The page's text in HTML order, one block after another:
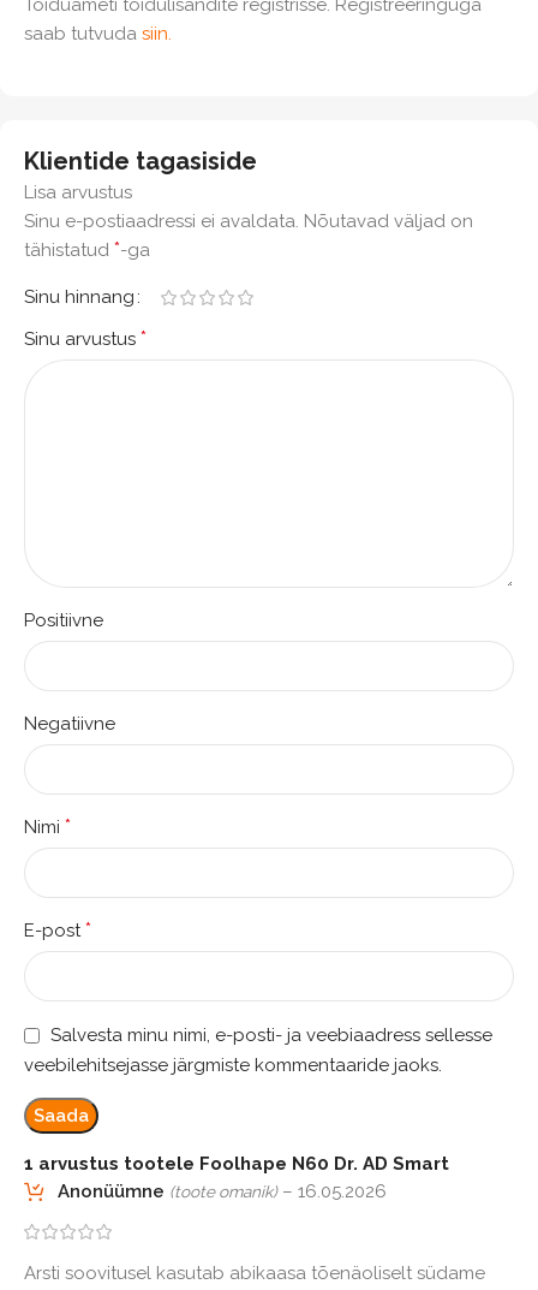
Toiduameti toidulisandite registrisse. Registreeringuga
saab tutvuda siin.
Klientide tagasiside
1 arvustus tootele Foolhape N60 Dr. AD Smart
Anonüümne (toote omanik) – 16.05.2026
Arsti soovitusel kasutab abikaasa tõenäoliselt südame
Lisa arvustus
Sinu e-postiaadressi ei avaldata. Nõutavad väljad on
tähistatud *-ga
Sinu hinnang
Sinu arvustus *
Positiivne
Negatiivne
Nimi *
E-post*
Salvesta minu nimi, e-posti- ja veebiaadress sellesse
veebilehitsejasse järgmiste kommentaaride jaoks.